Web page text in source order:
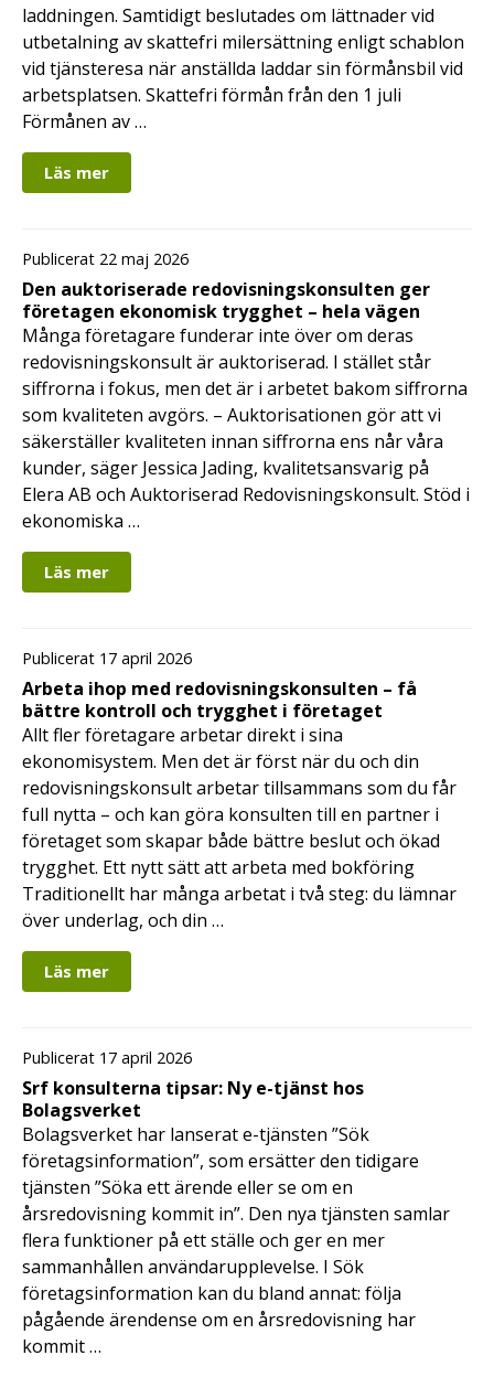
laddningen. Samtidigt beslutades om lättnader vid
utbetalning av skattefri milersättning enligt schablon
vid tjänsteresa när anställda laddar sin förmånsbil vid
arbetsplatsen. Skattefri förmån från den 1 juli
Förmånen av …
Läs mer
Publicerat 22 maj 2026
Den auktoriserade redovisningskonsulten ger
företagen ekonomisk trygghet – hela vägen
Många företagare funderar inte över om deras
redovisningskonsult är auktoriserad. I stället står
siffrorna i fokus, men det är i arbetet bakom siffrorna
som kvaliteten avgörs. – Auktorisationen gör att vi
säkerställer kvaliteten innan siffrorna ens når våra
kunder, säger Jessica Jading, kvalitetsansvarig på
Elera AB och Auktoriserad Redovisningskonsult. Stöd i
ekonomiska …
Läs mer
Publicerat 17 april 2026
Arbeta ihop med redovisningskonsulten – få
bättre kontroll och trygghet i företaget
Allt fler företagare arbetar direkt i sina
ekonomisystem. Men det är först när du och din
redovisningskonsult arbetar tillsammans som du får
full nytta – och kan göra konsulten till en partner i
företaget som skapar både bättre beslut och ökad
trygghet. Ett nytt sätt att arbeta med bokföring
Traditionellt har många arbetat i två steg: du lämnar
över underlag, och din …
Läs mer
Publicerat 17 april 2026
Srf konsulterna tipsar: Ny e-tjänst hos
Bolagsverket
Bolagsverket har lanserat e-tjänsten ”Sök
företagsinformation”, som ersätter den tidigare
tjänsten ”Söka ett ärende eller se om en
årsredovisning kommit in”. Den nya tjänsten samlar
flera funktioner på ett ställe och ger en mer
sammanhållen användarupplevelse. I Sök
företagsinformation kan du bland annat: följa
pågående ärendense om en årsredovisning har
kommit …